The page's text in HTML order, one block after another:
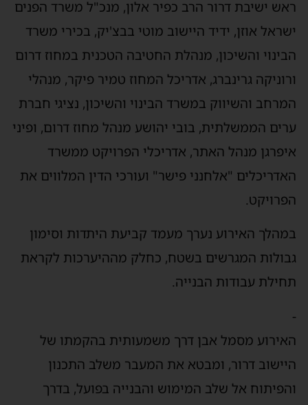
ראש ישיבת דרור הרב כפיר אלון, מנכ"ל משרד הפנים
ישראל אוזן, ידיד היישוב מוטי בבצ'יק, בכירי משרד
הבינוי והשיכון, מנהלת החטיבה הטכנית במחוז דרום
ורוניקה גרינברג, אדריכל המחוז טמיר פיקר, מנהלי
המרחב והשיווק במשרד הבינוי והשיכון, נציגי חברת
ערים הממשלתית, בובי יהושע מנהל מחוז דרום, ופיני
איפרגן מנהל האתר, אדריכלי הפרויקט ממשרד
האדריכלים "אלחנני פישר" ועורכי הדין המלווים את
הפרויקט.
במהלך האירוע נערך מעמד קביעת היתדות וסימון
גבולות המגרשים בשטח, כחלק מההיערכות לקראת
תחילת עבודות הבנייה.
-
האירוע מסמל אבן דרך משמעותית בהקמתו של
היישוב דרור, ומבטא את המעבר משלב התכנון
והפיתוח אל שלב המימוש והבנייה בפועל, בדרך